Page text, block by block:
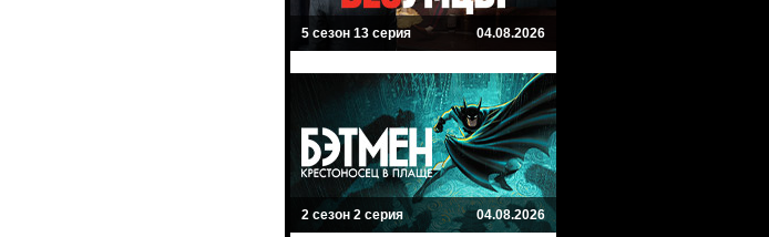
5 сезон 13 серия 04.08.2026
2 сезон 2 серия 04.08.2026